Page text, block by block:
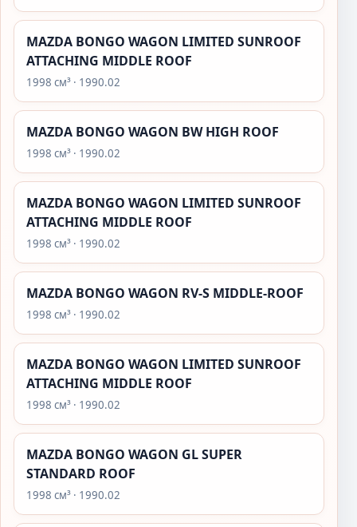
MAZDA BONGO WAGON LIMITED SUNROOF
ATTACHING MIDDLE ROOF
1998 см³ · 1990.02
MAZDA BONGO WAGON BW HIGH ROOF
1998 см³ · 1990.02
MAZDA BONGO WAGON LIMITED SUNROOF
ATTACHING MIDDLE ROOF
1998 см³ · 1990.02
MAZDA BONGO WAGON RV-S MIDDLE-ROOF
1998 см³ · 1990.02
MAZDA BONGO WAGON LIMITED SUNROOF
ATTACHING MIDDLE ROOF
1998 см³ · 1990.02
MAZDA BONGO WAGON GL SUPER
STANDARD ROOF
1998 см³ · 1990.02